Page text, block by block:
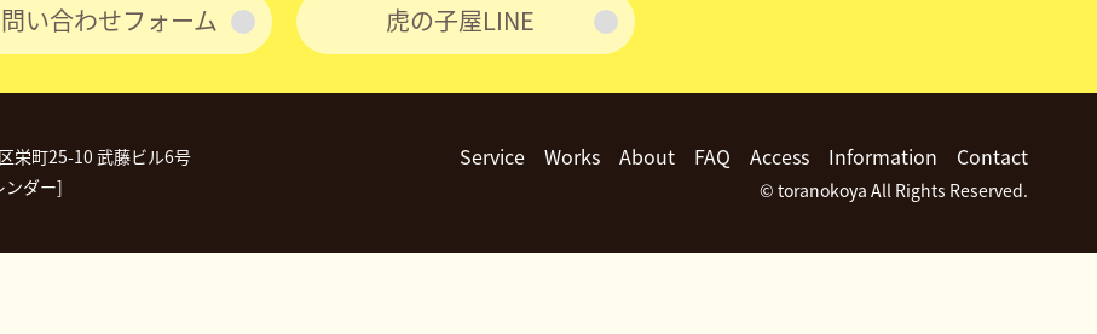
い合わせフォーム 虎の子屋LINE
栄町25-10 武藤ビル6号
ンダー]
Service Works About FAQ Access Information Contact
© toranokoya All Rights Reserved.